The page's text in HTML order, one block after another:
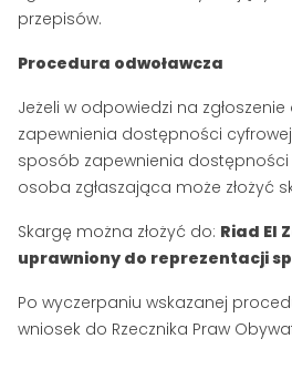
przepisów.
Procedura odwoławcza
Jeżeli w odpowiedzi na
zapewnienia dostępności
sposób zapewnienia
osoba zgłaszająca może złożyć
Skargę można złożyć do: Riad El
uprawniony do reprezentacji
Po wyczerpaniu wskazanej
wniosek do Rzecznika Praw